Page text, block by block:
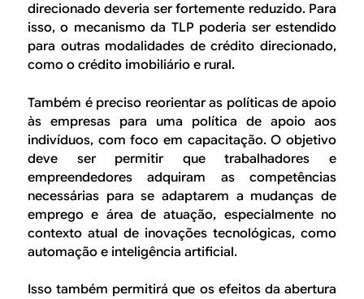
direcionado deveria ser fortemente reduzido. Para
isso, o mecanismo da TLP poderia ser estendido
para outras modalidades de crédito direcionado,
como o crédito imobiliário e rural.
Também é preciso reorientar as políticas de apoio
às empresas para uma política de apoio aos
indivíduos, com foco em capacitação. O objetivo
deve ser permitir que trabalhadores e
empreendedores adquiram as competências
necessárias para se adaptarem a mudanças de
emprego e área de atuação, especialmente no
contexto atual de inovações tecnológicas, como
automação e inteligência artificial.
Isso também permitirá que os efeitos da abertura